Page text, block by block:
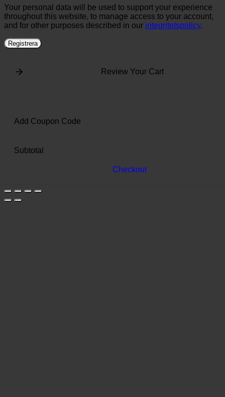
Your personal data will be used to support your experience
throughout this website, to manage access to your account,
and for other purposes described in our integritetspolicy.
Registrera
Review Your Cart
Add Coupon Code
Subtotal
Checkout